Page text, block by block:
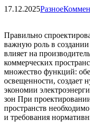
17.12.2025Разное
Правильно
важную роль в
влияет на
коммерческих
множество функций:
освещенности, создает
экономии
зон При
пространств
и требования